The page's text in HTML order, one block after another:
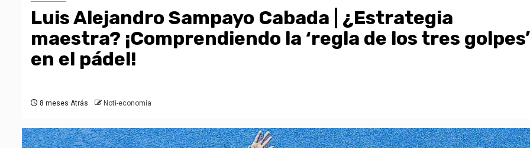
Luis Alejandro Sampayo Cabada | ¿Estrategia
maestra? ¡Comprendiendo la ‘regla de los tres golpes’
en el pádel!
8 meses Atrás Noti-economía